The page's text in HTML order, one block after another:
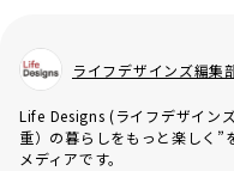
ライフデザインズ編集
Life Designs (ライフデザイン
重）の暮らしをもっと楽しく”
メディアです。